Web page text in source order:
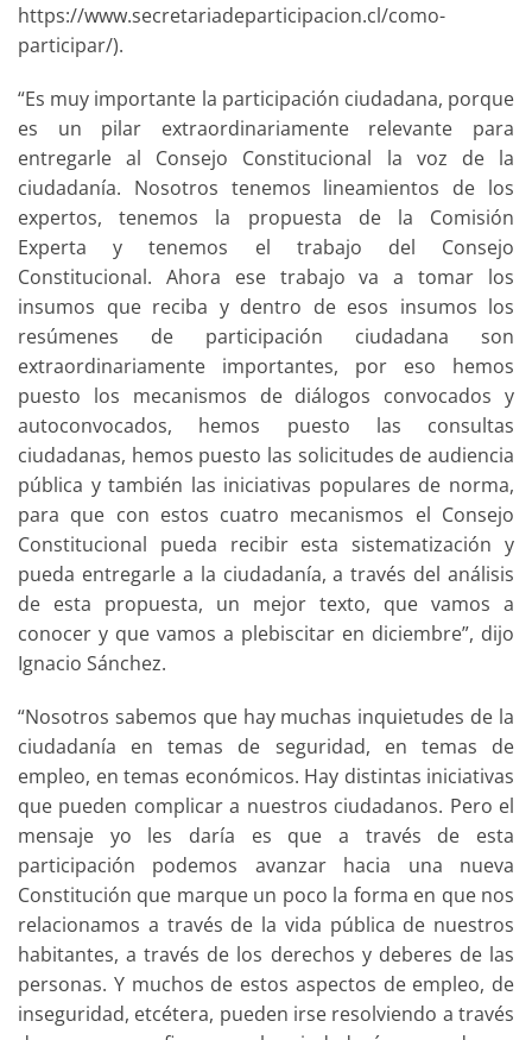
https://www.secretariadeparticipacion.cl/como-
participar/).
“Es muy importante la participación ciudadana, porque
es un pilar extraordinariamente relevante para
entregarle al Consejo Constitucional la voz de la
ciudadanía. Nosotros tenemos lineamientos de los
expertos, tenemos la propuesta de la Comisión
Experta y tenemos el trabajo del Consejo
Constitucional. Ahora ese trabajo va a tomar los
insumos que reciba y dentro de esos insumos los
resúmenes de participación ciudadana son
extraordinariamente importantes, por eso hemos
puesto los mecanismos de diálogos convocados y
autoconvocados, hemos puesto las consultas
ciudadanas, hemos puesto las solicitudes de audiencia
pública y también las iniciativas populares de norma,
para que con estos cuatro mecanismos el Consejo
Constitucional pueda recibir esta sistematización y
pueda entregarle a la ciudadanía, a través del análisis
de esta propuesta, un mejor texto, que vamos a
conocer y que vamos a plebiscitar en diciembre”, dijo
Ignacio Sánchez.
“Nosotros sabemos que hay muchas inquietudes de la
ciudadanía en temas de seguridad, en temas de
empleo, en temas económicos. Hay distintas iniciativas
que pueden complicar a nuestros ciudadanos. Pero el
mensaje yo les daría es que a través de esta
participación podemos avanzar hacia una nueva
Constitución que marque un poco la forma en que nos
relacionamos a través de la vida pública de nuestros
habitantes, a través de los derechos y deberes de las
personas. Y muchos de estos aspectos de empleo, de
inseguridad, etcétera, pueden irse resolviendo a través